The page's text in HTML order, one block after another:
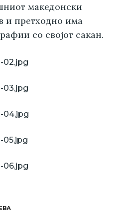
македонски
и претходно има
со својот сакан.